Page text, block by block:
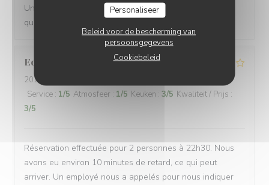
Personaliseer
Beleid voor de bescherming van
persoonsgegevens
Cookiebeleid
Une carte de bières très variée et une restauration de
qualité !
Edwin
2026-06-22
Service : 1/5 Atmosfeer : 1/5 Keuken : 3/5 Kwaliteit / Prijs :
3/5
Réservation effectuée pour 2 personnes à 22h30. Nous
avons eu environ 10 minutes de retard, ce qui peut
arriver. Un employé nous a appelés pour nous indiquer